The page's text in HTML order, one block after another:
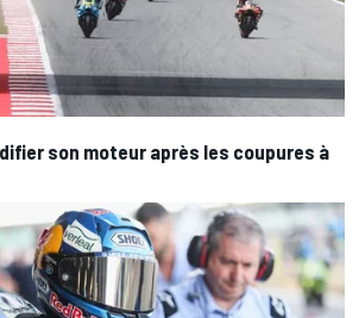
son moteur après les coupures à